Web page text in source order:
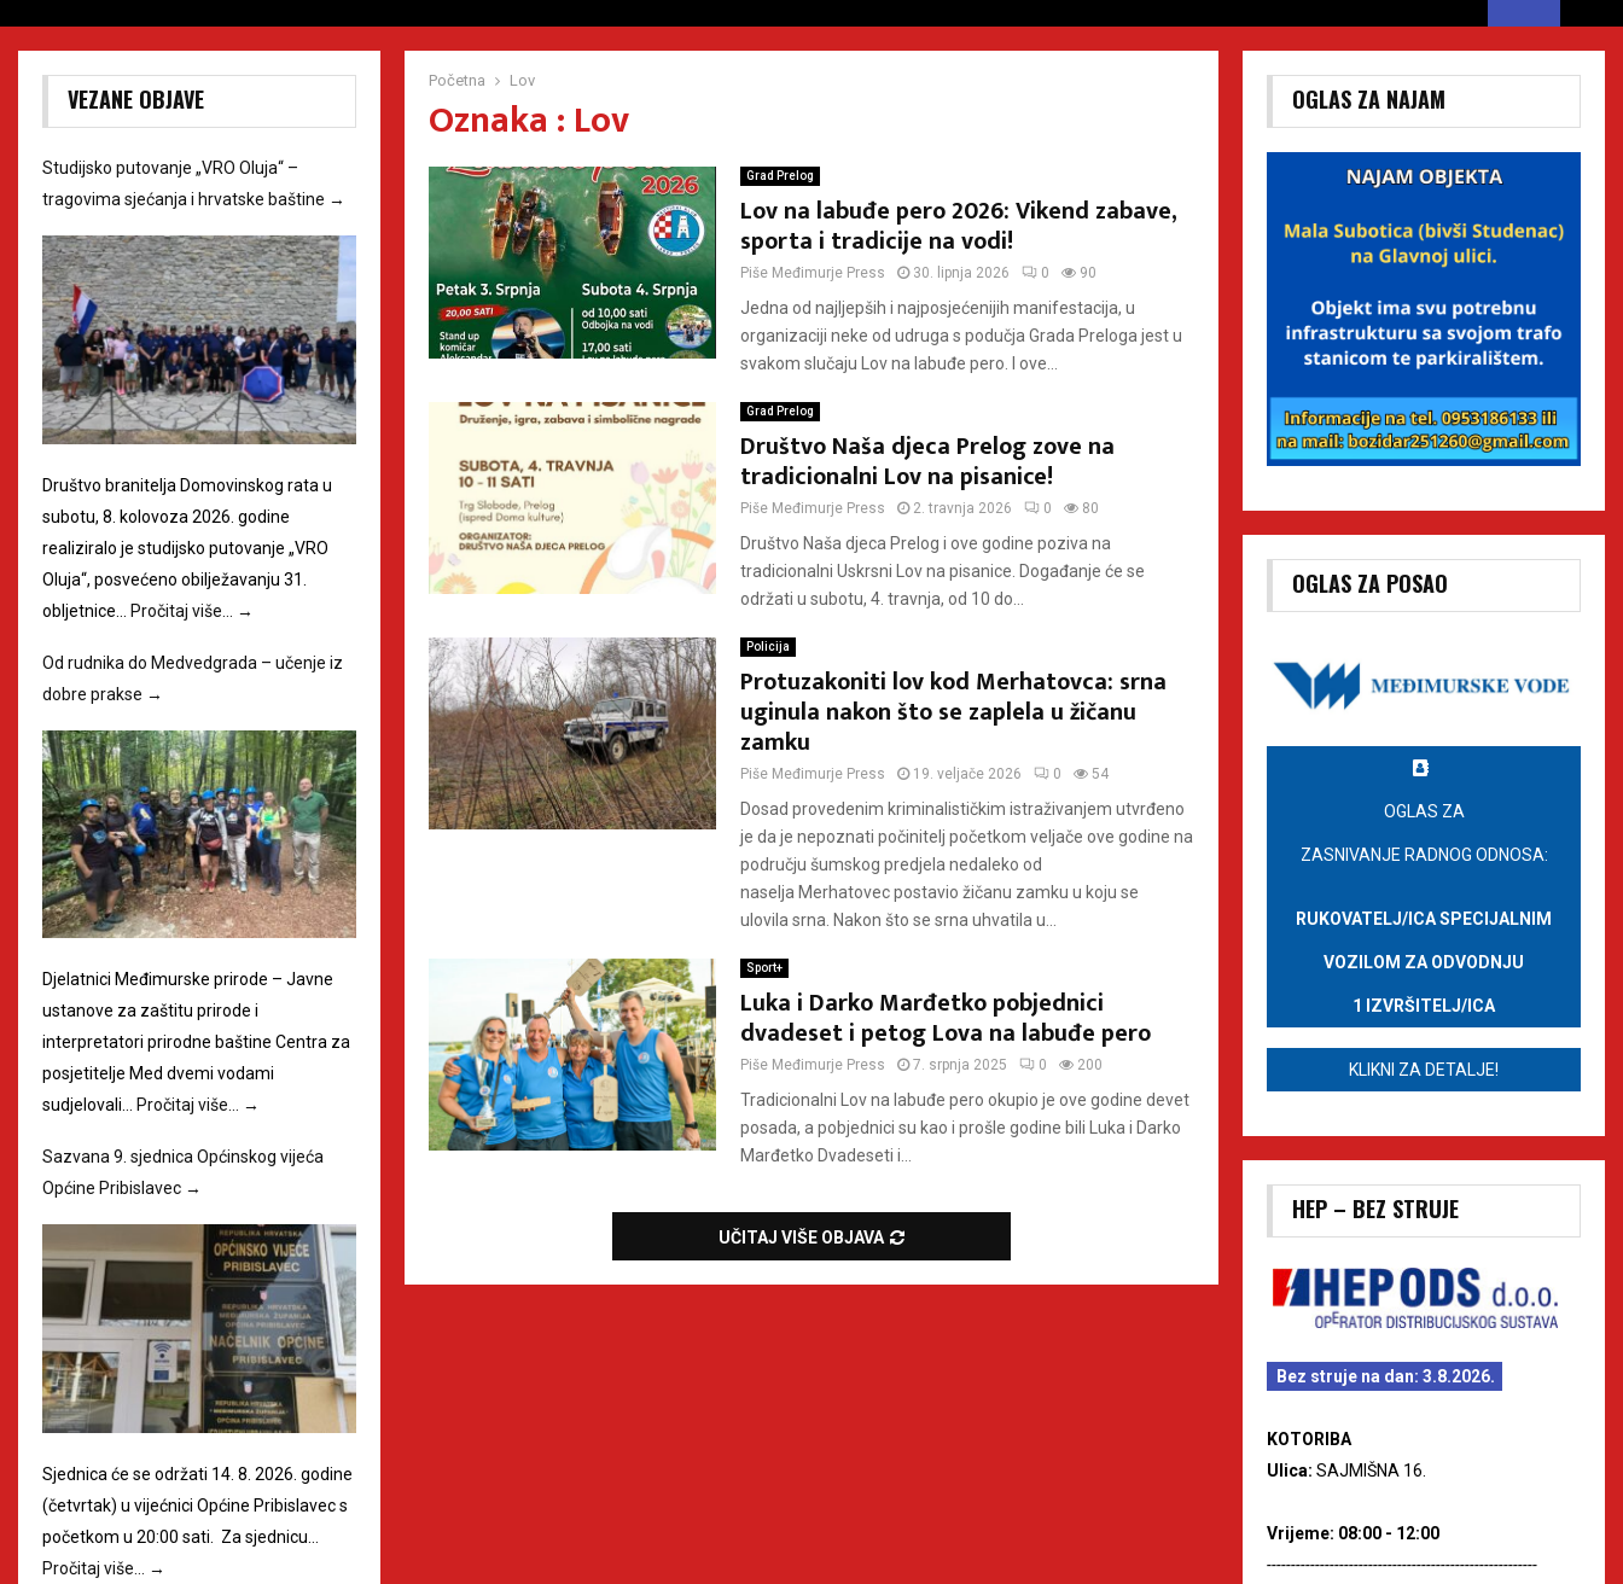
Početna Lov
Oznaka : Lov
Grad Prelog
Lov na labuđe pero 2026: Vikend zabave,
sporta i tradicije na vodi!
Piše Međimurje Press 30. lipnja 2026 0 90
Jedna od najljepših i najposjećenijih manifestacija, u
organizaciji neke od udruga s podučja Grada Preloga jest u
svakom slučaju Lov na labuđe pero. I ove...
Grad Prelog
Društvo Naša djeca Prelog zove na
tradicionalni Lov na pisanice!
Piše Međimurje Press 2. travnja 2026 0 80
Društvo Naša djeca Prelog i ove godine poziva na
tradicionalni Uskrsni Lov na pisanice. Događanje će se
održati u subotu, 4. travnja, od 10 do...
Policija
Protuzakoniti lov kod Merhatovca: srna
uginula nakon što se zaplela u žičanu
zamku
Piše Međimurje Press 19. veljače 2026 0 54
Dosad provedenim kriminalističkim istraživanjem utvrđeno
je da je nepoznati počinitelj početkom veljače ove godine na
području šumskog predjela nedaleko od
naselja Merhatovec postavio žičanu zamku u koju se
ulovila srna. Nakon što se srna uhvatila u...
Sport+
Luka i Darko Marđetko pobjednici
dvadeset i petog Lova na labuđe pero
Piše Međimurje Press 7. srpnja 2025 0 200
Tradicionalni Lov na labuđe pero okupio je ove godine devet
posada, a pobjednici su kao i prošle godine bili Luka i Darko
Marđetko Dvadeseti i...
UČITAJ VIŠE OBJAVA
VEZANE OBJAVE
Studijsko putovanje „VRO Oluja“ –
tragovima sjećanja i hrvatske baštine →
Društvo branitelja Domovinskog rata u
subotu, 8. kolovoza 2026. godine
realiziralo je studijsko putovanje „VRO
Oluja“, posvećeno obilježavanju 31.
obljetnice…
Pročitaj više… →
Od rudnika do Medvedgrada – učenje iz
dobre prakse →
Djelatnici Međimurske prirode – Javne
ustanove za zaštitu prirode i
interpretatori prirodne baštine Centra za
posjetitelje Med dvemi vodami
sudjelovali… Pročitaj više… →
Sazvana 9. sjednica Općinskog vijeća
Općine Pribislavec →
Sjednica će se održati 14. 8. 2026. godine
(četvrtak) u vijećnici Općine Pribislavec s
početkom u 20:00 sati. Za sjednicu…
Pročitaj više…
→
OGLAS ZA NAJAM
OGLAS ZA POSAO
OGLAS ZA
ZASNIVANJE RADNOG ODNOSA:
RUKOVATELJ/ICA SPECIJALNIM
VOZILOM ZA ODVODNJU
1 IZVRŠITELJ/ICA
KLIKNI ZA DETALJE!
HEP – BEZ STRUJE
Bez struje na dan: 3.8.2026.
KOTORIBA
Ulica: SAJMIŠNA 16.
Vrijeme: 08:00 - 12:00
--------------------------------------------------------